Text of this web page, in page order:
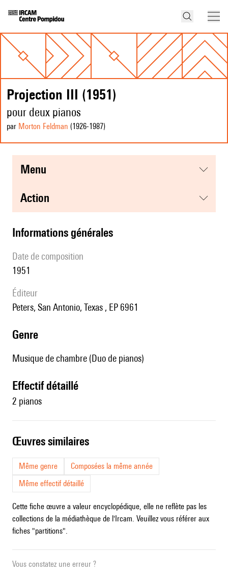
Projection III (1951)
pour deux pianos
par Morton Feldman (1926-1987)
menu
action
informations générales
date de composition
1951
éditeur
Peters, San Antonio, Texas , EP 6961
genre
Musique de chambre (Duo de pianos)
effectif détaillé
2 pianos
œuvres similaires
Même genre
Composées la même année
Même effectif détaillé
Cette fiche œuvre a valeur encyclopédique, elle ne reflète pas les
collections de la médiathèque de l'Ircam. Veuillez vous référer aux
fiches "partitions".
Vous constatez une erreur ?